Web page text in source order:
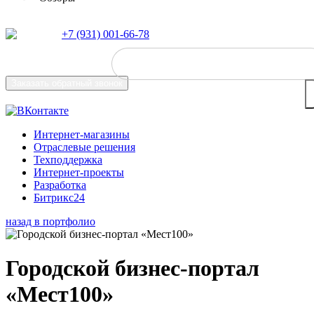
+7 (931) 001-66-78
Интернет-магазины
Отраслевые решения
Техподдержка
Интернет-проекты
Разработка
Битрикс24
назад в портфолио
Городской бизнес-портал
«Мест100»